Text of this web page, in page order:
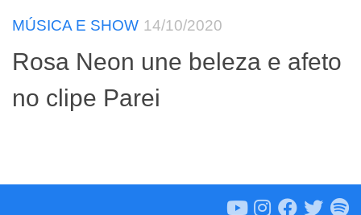
MÚSICA E SHOW 14/10/2020
Rosa Neon une beleza e afeto
no clipe Parei